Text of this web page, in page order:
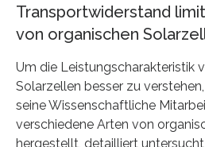
Transportwiderstand
von organischen
Um die Leistungscharakteristik
Solarzellen besser zu
seine Wissenschaftliche
verschiedene Arten von
hergestellt, detailliert